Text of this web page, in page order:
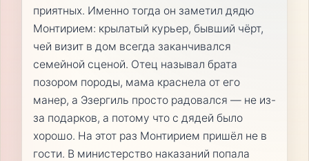
приятных. Именно тогда он заметил дядю
Монтирием: крылатый курьер, бывший чёрт,
чей визит в дом всегда заканчивался
семейной сценой. Отец называл брата
позором породы, мама краснела от его
манер, а Эзергиль просто радовался — не из-
за подарков, а потому что с дядей было
хорошо. На этот раз Монтирием пришёл не в
гости. В министерство наказаний попала